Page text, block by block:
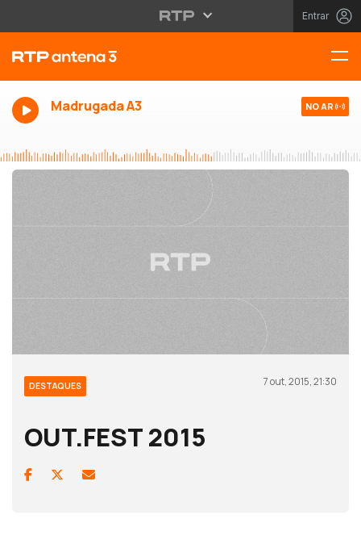
Entrar
Madrugada A3 NO AR
DESTAQUES 7 out, 2015, 21:30
OUT.FEST 2015